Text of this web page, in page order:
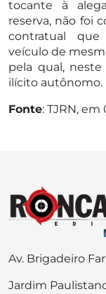
tocante à
reserva, não foi
contratual que
veículo de
pela qual,
ilícito autônomo.
Fonte: TJRN, em
Av. Brigadeiro
Jardim